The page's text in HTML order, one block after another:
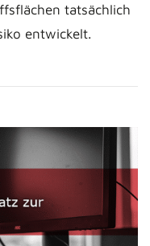
tatsächlich
entwickelt.